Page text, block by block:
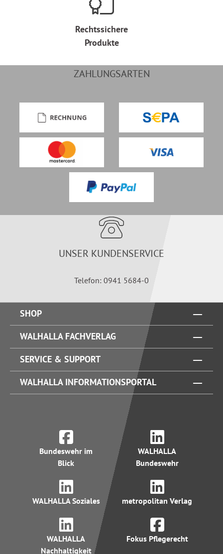
Rechtssichere
Produkte
ZAHLUNGSARTEN
UNSER KUNDENSERVICE
Telefon: 0941 5684-0
SHOP
WALHALLA FACHVERLAG
SERVICE & SUPPORT
WALHALLA INFORMATIONSPORTAL
Bundeswehr im
Blick
WALHALLA
Bundeswehr
WALHALLA Soziales metropolitan Verlag
WALHALLA
Nachhaltigkeit
Fokus Pflegerecht